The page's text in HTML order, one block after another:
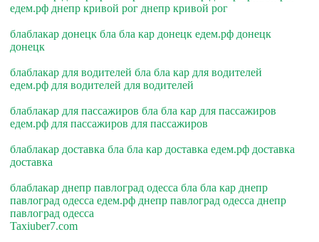
едем.рф днепр кривой рог днепр кривой рог
блаблакар донецк бла бла кар донецк едем.рф донецк
донецк
блаблакар для водителей бла бла кар для водителей
едем.рф для водителей для водителей
блаблакар для пассажиров бла бла кар для пассажиров
едем.рф для пассажиров для пассажиров
блаблакар доставка бла бла кар доставка едем.рф доставка
доставка
блаблакар днепр павлоград одесса бла бла кар днепр
павлоград одесса едем.рф днепр павлоград одесса днепр
павлоград одесса
Taxiuber7.com